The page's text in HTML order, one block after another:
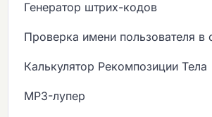
Генератор штрих-кодов
Проверка имени пользователя в
Калькулятор Рекомпозиции Тела
MP3-лупер